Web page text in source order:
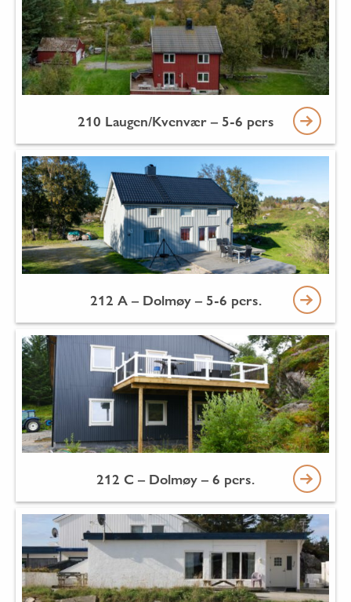
210 Laugen/Kvenvær – 5-6 pers
212 A – Dolmøy – 5-6 pers.
212 C – Dolmøy – 6 pers.